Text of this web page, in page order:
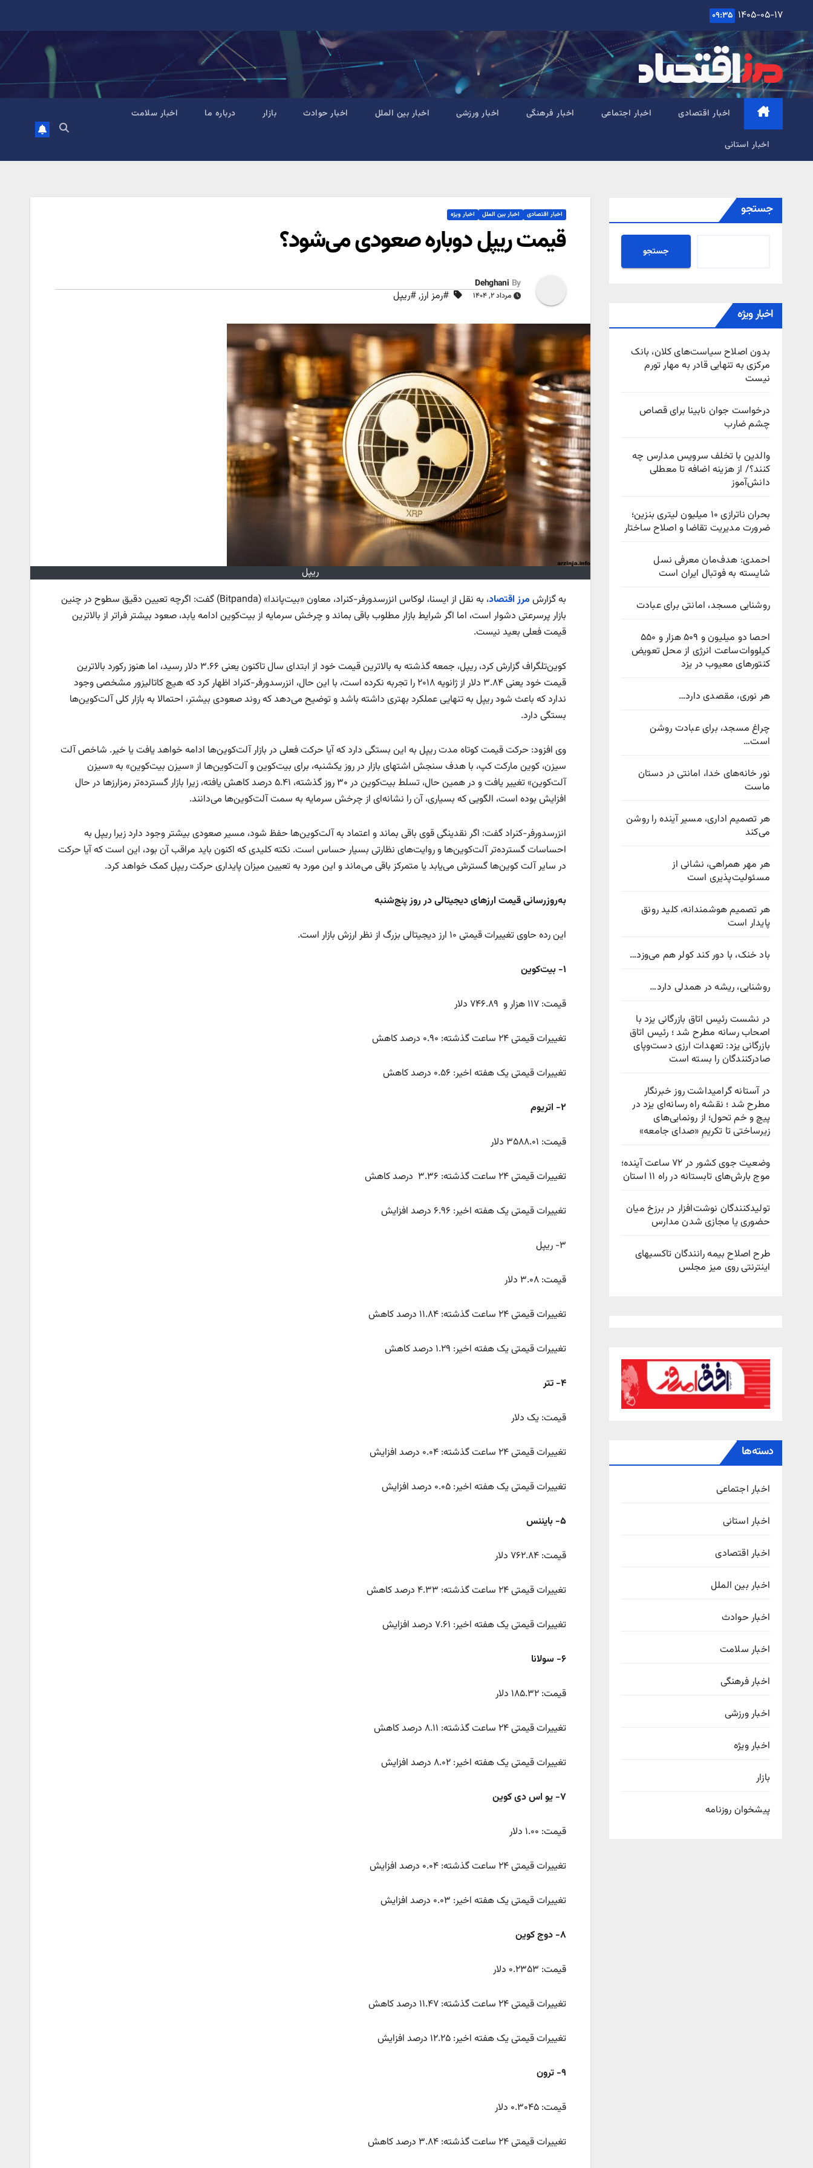
content
۱۴۰۵-۰۵-۱۷ ۰۹:۳۵
اخبار اقتصادی اخبار اجتماعی اخبار فرهنگی اخبار ورزشی اخبار بین الملل اخبار حوادث بازار درباره ما اخبار سلامت
اخبار استانی
جستجو
جستجو
اخبار ویژه
بدون اصلاح سیاست‌های کلان، بانک
مرکزی به تنهایی قادر به مهار تورم
نیست
درخواست جوان نابینا برای قصاص
چشم ضارب
والدین با تخلف سرویس مدارس چه
کنند؟/ از هزینه اضافه تا معطلی
دانش‌آموز
بحران ناترازی ۱۰ میلیون لیتری بنزین؛
ضرورت مدیریت تقاضا و اصلاح ساختار
احمدی: هدف‌مان معرفی نسل
شایسته به فوتبال ایران است
روشنایی مسجد، امانتی برای عبادت
احصا دو میلیون و ۵۰۹ هزار و ۵۵۰
کیلووات‌ساعت انرژی از محل تعویض
کنتورهای معیوب در یزد
هر نوری، مقصدی دارد…
چراغ مسجد، برای عبادت روشن
است…
نور خانه‌های خدا، امانتی در دستان
ماست
هر تصمیم اداری، مسیر آینده را روشن
می‌کند
هر مهر همراهی، نشانی از
مسئولیت‌پذیری است
هر تصمیم هوشمندانه، کلید رونق
پایدار است
باد خنک، با دور کند کولر هم می‌وزد…
روشنایی، ریشه در همدلی دارد…
در نشست رئیس اتاق بازرگانی یزد با
اصحاب رسانه مطرح شد ؛ رئیس اتاق
بازرگانی یزد: تعهدات ارزی دست‌وپای
صادرکنندگان را بسته است
در آستانه گرامیداشت روز خبرنگار
مطرح شد ؛ نقشه راه رسانه‌ای یزد در
پیچ‌ و خم تحول؛ از رونمایی‌های
زیرساختی تا تکریمِ «صدای جامعه»
وضعیت جوی کشور در ۷۲ ساعت آینده؛
موج بارش‌های تابستانه در راه ۱۱ استان
تولیدکنندگان نوشت‌افزار در برزخ میان
حضوری یا مجازی شدن مدارس
طرح اصلاح بیمه رانندگان تاکسیهای
اینترنتی روی میز مجلس
دسته‌ها
اخبار اجتماعی
اخبار استانی
اخبار اقتصادی
اخبار بین الملل
اخبار حوادث
اخبار سلامت
اخبار فرهنگی
اخبار ورزشی
اخبار ویژه
بازار
پیشخوان روزنامه
اخبار اقتصادی اخبار بین الملل اخبار ویژه
قیمت ریپل دوباره صعودی می‌شود؟
By
Dehghani
مرداد ۲, ۱۴۰۴ #رمز ارز,#ریپل
ریپل
به گزارش مرز اقتصاد
، به نقل از ایسنا، لوکاس انزرسدورفر-کنراد، معاون «بیت‌پاندا» (Bitpanda) گفت: اگرچه تعیین دقیق سطوح در چنین
بازار پرسرعتی دشوار است، اما اگر شرایط بازار مطلوب باقی بماند و چرخش سرمایه از بیت‌کوین ادامه یابد، صعود بیشتر فراتر از بالاترین
قیمت فعلی بعید نیست.
کوین‌تلگراف گزارش کرد، ریپل، جمعه گذشته به بالاترین قیمت خود از ابتدای سال تاکنون یعنی ۳.۶۶ دلار رسید، اما هنوز رکورد بالاترین
قیمت خود یعنی ۳.۸۴ دلار از ژانویه ۲۰۱۸ را تجربه نکرده است، با این حال، انزرسدورفر-کنراد اظهار کرد که هیچ کاتالیزور مشخصی وجود
ندارد که باعث شود ریپل به تنهایی عملکرد بهتری داشته باشد و توضیح می‌دهد که روند صعودی بیشتر، احتمالا به بازار کلی آلت‌کوین‌ها
بستگی دارد.
وی افزود: حرکت قیمت کوتاه مدت ریپل به این بستگی دارد که آیا حرکت فعلی در بازار آلت‌کوین‌ها ادامه خواهد یافت یا خیر. شاخص آلت
سیزن، کوین مارکت کپ، با هدف سنجش اشتهای بازار در روز یکشنبه، برای بیت‌کوین و آلت‌کوین‌ها از «سیزن بیت‌کوین» به «سیزن
آلت‌کوین» تغییر یافت و در همین حال، تسلط بیت‌کوین در ۳۰ روز گذشته، ۵.۴۱ درصد کاهش یافته، زیرا بازار گسترده‌تر رمزارزها در حال
افزایش بوده است، الگویی که بسیاری، آن را نشانه‌ای از چرخش سرمایه به سمت آلت‌کوین‌ها می‌دانند.
انزرسدورفر-کنراد گفت: اگر نقدینگی قوی باقی بماند و اعتماد به آلت‌کوین‌ها حفظ شود، مسیر صعودی بیشتر وجود دارد زیرا ریپل به
احساسات گسترده‌تر آلت‌کوین‌ها و روایت‌های نظارتی بسیار حساس است. نکته کلیدی که اکنون باید مراقب آن بود، این است که آیا حرکت
در سایر آلت‌ کوین‌ها گسترش می‌یابد یا متمرکز باقی می‌ماند و این مورد به تعیین میزان پایداری حرکت ریپل کمک خواهد کرد.
به‌روزرسانی قیمت ارزهای دیجیتالی در روز پنج‌شنبه
این رده حاوی تغییرات قیمتی ۱۰ ارز دیجیتالی بزرگ از نظر ارزش بازار است.
۱- بیت‌کوین
قیمت: ۱۱۷ هزار و ۷۴۶.۸۹ دلار
تغییرات قیمتی ۲۴ ساعت گذشته: ۰.۹۰ درصد کاهش
تغییرات قیمتی یک هفته اخیر: ۰.۵۶ درصد کاهش
۲- اتریوم
قیمت: ۳۵۸۸.۰۱ دلار
تغییرات قیمتی ۲۴ ساعت گذشته: ۳.۳۶ درصد کاهش
تغییرات قیمتی یک هفته اخیر: ۶.۹۶ درصد افزایش
۳- ریپل
قیمت: ۳.۰۸ دلار
تغییرات قیمتی ۲۴ ساعت گذشته: ۱۱.۸۴ درصد کاهش
تغییرات قیمتی یک هفته اخیر: ۱.۲۹ درصد کاهش
۴- تتر
قیمت: یک دلار
تغییرات قیمتی ۲۴ ساعت گذشته: ۰.۰۴ درصد افزایش
تغییرات قیمتی یک هفته اخیر: ۰.۰۵ درصد افزایش
۵- بایننس
قیمت: ۷۶۲.۸۴ دلار
تغییرات قیمتی ۲۴ ساعت گذشته: ۴.۳۳ درصد کاهش
تغییرات قیمتی یک هفته اخیر: ۷.۶۱ درصد افزایش
۶- سولانا
قیمت: ۱۸۵.۳۲ دلار
تغییرات قیمتی ۲۴ ساعت گذشته: ۸.۱۱ درصد کاهش
تغییرات قیمتی یک هفته اخیر: ۸.۰۲ درصد افزایش
۷- یو اس دی کوین
قیمت: ۱.۰۰ دلار
تغییرات قیمتی ۲۴ ساعت گذشته: ۰.۰۴ درصد افزایش
تغییرات قیمتی یک هفته اخیر: ۰.۰۳ درصد افزایش
۸- دوج کوین
قیمت: ۰.۲۳۵۳ دلار
تغییرات قیمتی ۲۴ ساعت گذشته: ۱۱.۴۷ درصد کاهش
تغییرات قیمتی یک هفته اخیر: ۱۲.۲۵ درصد افزایش
۹- ترون
قیمت: ۰.۳۰۴۵ دلار
تغییرات قیمتی ۲۴ ساعت گذشته: ۳.۸۴ درصد کاهش